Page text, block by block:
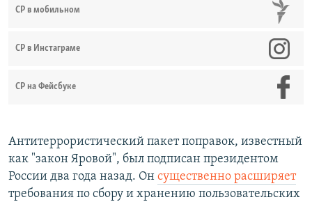
СР в мобильном
СР в Инстаграме
СР на Фейсбуке
Антитеррористический пакет поправок, известный
как "закон Яровой", был подписан президентом
России два года назад. Он существенно расширяет
требования по сбору и хранению пользовательских